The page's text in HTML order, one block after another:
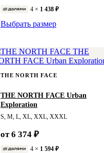
4 × 1 438 ₽
Выбрать размер
THE NORTH FACE
THE NORTH FACE Urban
Exploration
S, M, L, XL, XXL, XXXL
от 6 374 ₽
4 × 1 594 ₽